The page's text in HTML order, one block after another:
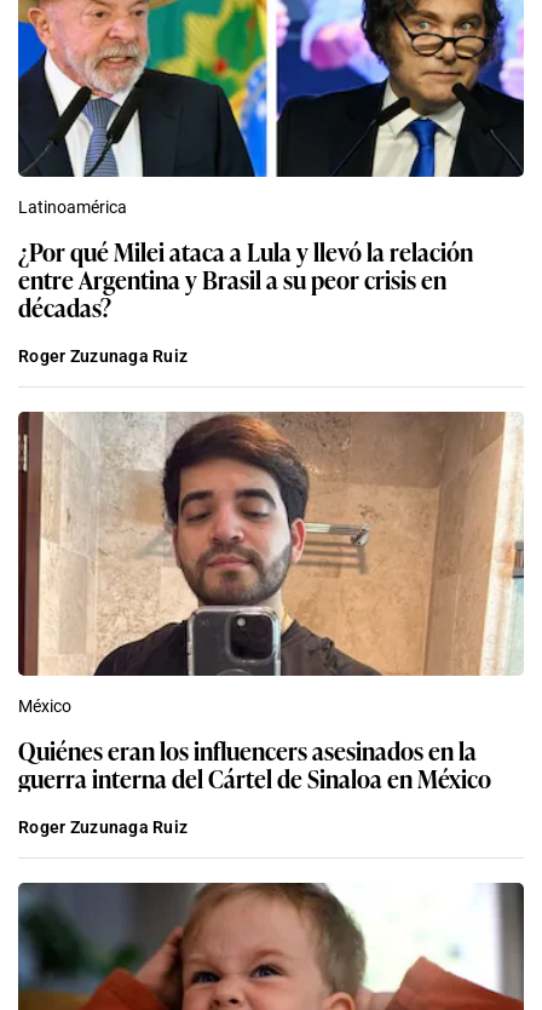
Latinoamérica
¿Por qué Milei ataca a Lula y llevó la relación
entre Argentina y Brasil a su peor crisis en
décadas?
Roger Zuzunaga Ruiz
México
Quiénes eran los influencers asesinados en la
guerra interna del Cártel de Sinaloa en México
Roger Zuzunaga Ruiz